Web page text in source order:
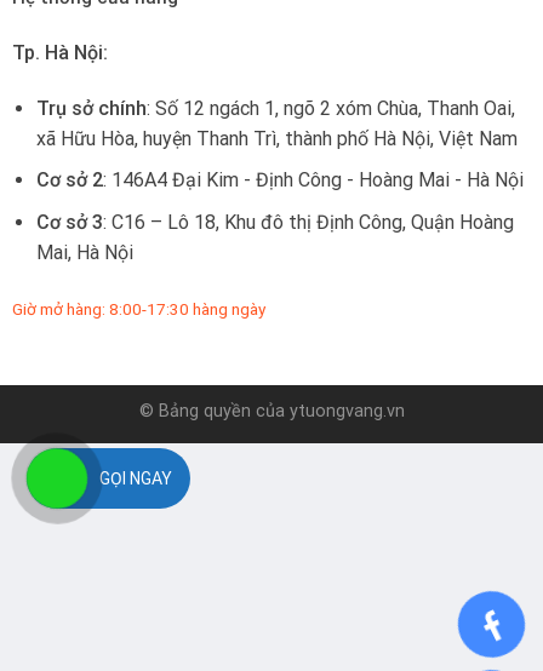
Tp. Hà Nội:
Trụ sở chính: Số 12 ngách 1, ngõ 2 xóm Chùa, Thanh Oai,
xã Hữu Hòa, huyện Thanh Trì, thành phố Hà Nội, Việt Nam
Cơ sở 2: 146A4 Đại Kim - Định Công - Hoàng Mai - Hà Nội
Cơ sở 3: C16 – Lô 18, Khu đô thị Định Công, Quận Hoàng
Mai, Hà Nội
Giờ mở hàng: 8:00-17:30 hàng ngày
© Bảng quyền của ytuongvang.vn
GỌI NGAY